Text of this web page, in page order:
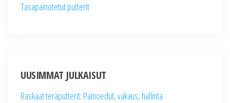
Tasapainotetut putterit
UUSIMMAT JULKAISUT
Raskaat teräputterit: Painoedut, vakaus, hallinta